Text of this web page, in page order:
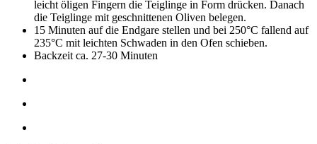
leicht öligen Fingern die Teiglinge in Form drücken. Danach
die Teiglinge mit geschnittenen Oliven belegen.
15 Minuten auf die Endgare stellen und bei 250°C fallend auf
235°C mit leichten Schwaden in den Ofen schieben.
Backzeit ca. 27-30 Minuten